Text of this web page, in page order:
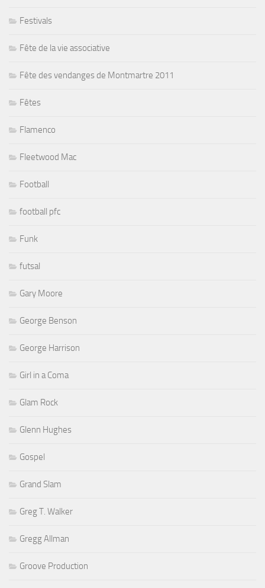
Festivals
Fête de la vie associative
Fête des vendanges de Montmartre 2011
Fêtes
Flamenco
Fleetwood Mac
Football
football pfc
Funk
futsal
Gary Moore
George Benson
George Harrison
Girl in a Coma
Glam Rock
Glenn Hughes
Gospel
Grand Slam
Greg T. Walker
Gregg Allman
Groove Production